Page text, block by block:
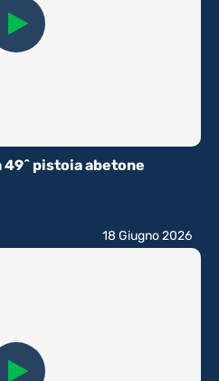
49^ pistoia abetone
18 Giugno 2026